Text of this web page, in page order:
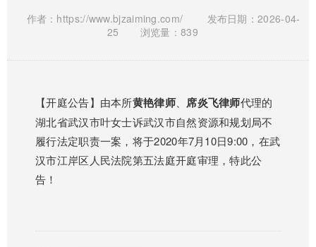
作者：https://www.bjzaiming.com/
发布日期：2026-04-
25
浏览量：839
【开庭公告】由本所黄艳律师、 席炎飞律师代理的
湖北省武汉市叶女士诉武汉市自然资源和规划局不
履行法定职责一案，将于2020年7月10日9:00，在武
汉市江岸区人民法院第五法庭开庭审理，特此公
告！